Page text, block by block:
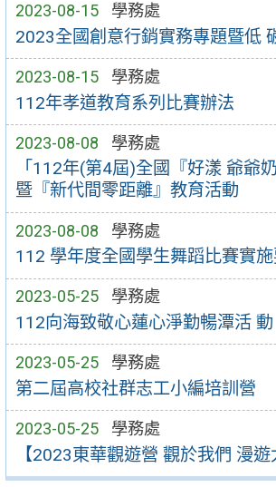
2023-08-15 學務處
2023全國創意行銷實務專題暨低
2023-08-15 學務處
112年孝道教育系列比賽辦法
2023-08-08 學務處
「112年(第4屆)全國『好漾 爺爺
暨『新代間零距離』教育活動
2023-08-08 學務處
112 學年度全國學生舞蹈比賽實
2023-05-25 學務處
112向海致敬心蓮心淨勤暢潭活 動
2023-05-25 學務處
第二屆高校社群志工小編培訓營
2023-05-25 學務處
【2023東華觀遊營 觀於我們 漫